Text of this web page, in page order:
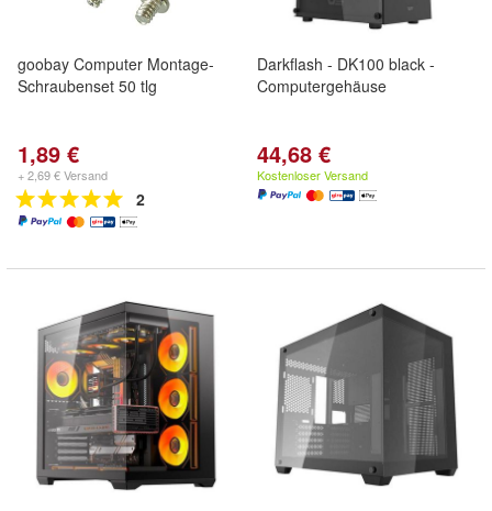
goobay Computer Montage-
Schraubenset 50 tlg
1,89 €
+ 2,69 € Versand
2
Darkflash - DK100 black -
Computergehäuse
44,68 €
Kostenloser Versand